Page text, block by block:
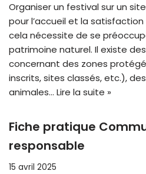
Organiser un festival sur un
pour l’accueil et la
cela nécessite de se
patrimoine naturel. Il existe
concernant des zones
inscrits, sites classés, etc.),
animales… Lire la suite »
Fiche pratique
responsable
15 avril 2025